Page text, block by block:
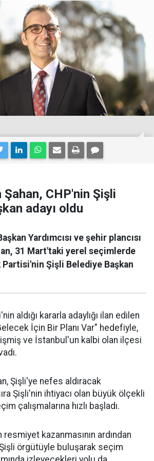
Şahan, CHP'nin Şişli
adayı oldu
Yardımcısı ve şehir plancısı
31 Mart'taki yerel seçimlerde
Şişli Belediye Başkan
aldığı kararla adaylığı ilan edilen
İçin Bir Planı Var" hedefiyle,
ve İstanbul'un kalbi olan ilçesi
Şişli'ye nefes aldıracak
Şişli'nin ihtiyacı olan büyük ölçekli
çalışmalarına hızlı başladı.
resmiyet kazanmasının ardından
Şişli örgütüyle buluşarak seçim